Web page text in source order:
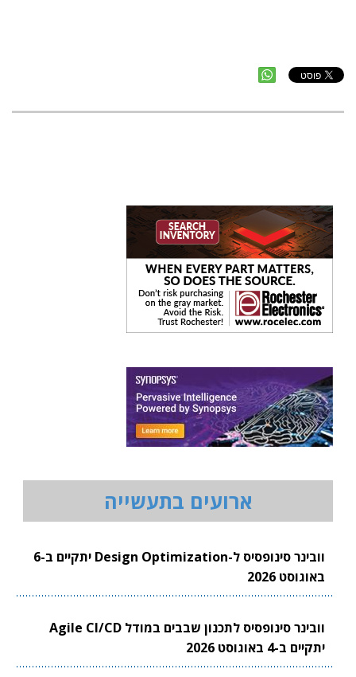
ארועים בתעשייה
וובינר סינופסיס ל-Design Optimization יתקיים ב-6
באוגוסט 2026
וובינר סינופסיס לתכנון שבבים במודל Agile CI/CD
יתקיים ב-4 באוגוסט 2026